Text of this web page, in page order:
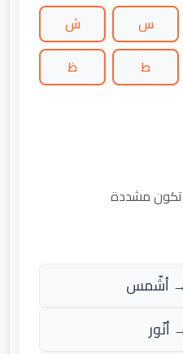
س
ش
ط
ظ
تكون مشددة
أشّمس
أنّور